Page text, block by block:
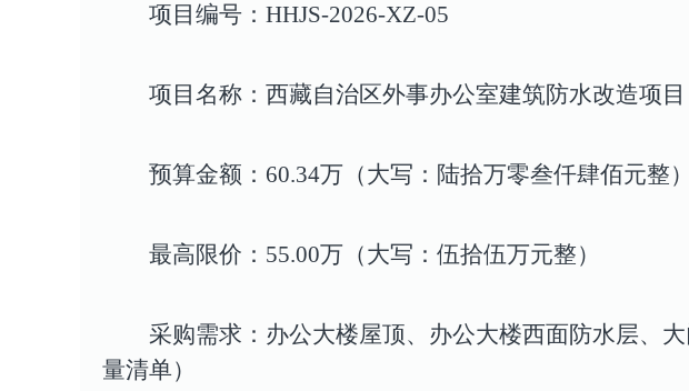
项目编号：HHJS-2026-XZ-05
项目名称：西藏自治区外事办公室建筑防水改造项目
预算金额：60.34万（大写：陆拾万零叁仟肆佰元整）
最高限价：55.00万（大写：伍拾伍万元整）
采购需求：办公大楼屋顶、办公大楼西面防水层、
量清单）